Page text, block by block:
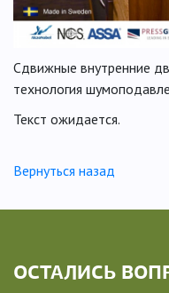
Сдвижные внутренние
технология
Текст ожидается.
Вернуться назад
ОСТАЛИСЬ